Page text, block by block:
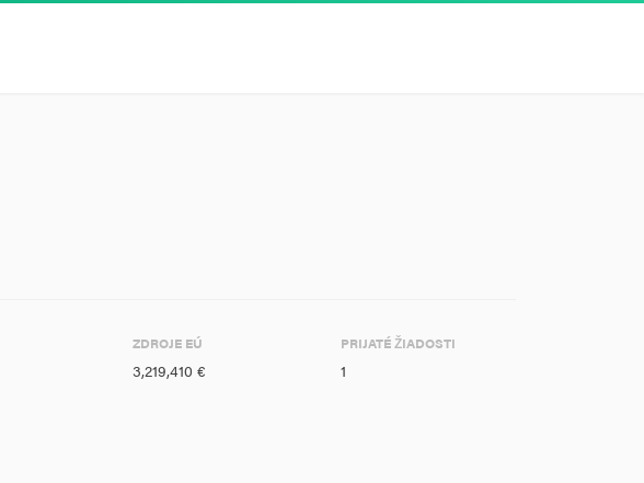
ZDROJE EÚ
3,219,410 €
PRIJATÉ ŽIADOSTI
1